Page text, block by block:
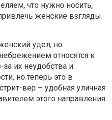
что нужно носить,
женские взгляды.
удел, но
относятся к
их неудобства и
но теперь это в
вер – удобная уличная
этого направления